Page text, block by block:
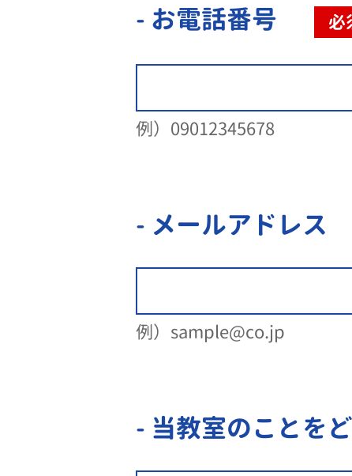
- お電話番号 必
例）09012345678
- メールアドレス
例）sample@co.jp
- 当教室のことを